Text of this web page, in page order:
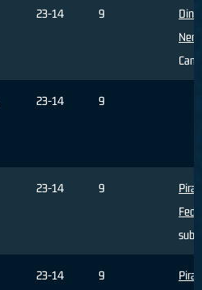
23-14 9
23-14 9
23-14 9
23-14 9